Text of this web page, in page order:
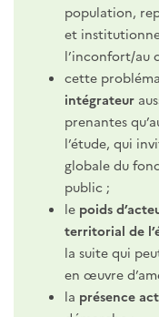
population,
et
l’inconfort/au
cette
intégrateur
prenantes
l’étude, qui
globale du
public ;
le poids
territorial de
la suite qui
en œuvre
la présence